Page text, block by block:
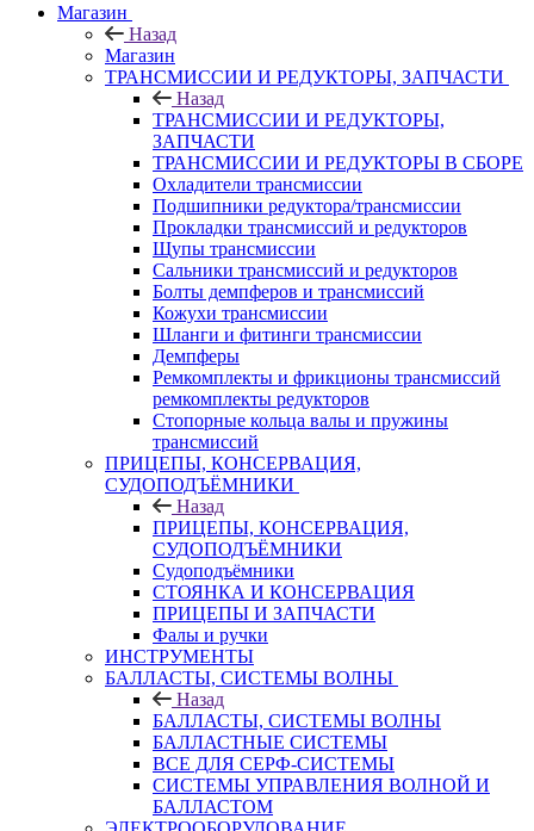
Магазин
Назад
Магазин
ТРАНСМИССИИ И РЕДУКТОРЫ, ЗАПЧАСТИ
Назад
ТРАНСМИССИИ И РЕДУКТОРЫ,
ЗАПЧАСТИ
ТРАНСМИССИИ И РЕДУКТОРЫ В СБОРЕ
Охладители трансмиссии
Подшипники редуктора/трансмиссии
Прокладки трансмиссий и редукторов
Щупы трансмиссии
Сальники трансмиссий и редукторов
Болты демпферов и трансмиссий
Кожухи трансмиссии
Шланги и фитинги трансмиссии
Демпферы
Ремкомплекты и фрикционы трансмиссий
ремкомплекты редукторов
Стопорные кольца валы и пружины
трансмиссий
ПРИЦЕПЫ, КОНСЕРВАЦИЯ,
СУДОПОДЪЁМНИКИ
Назад
ПРИЦЕПЫ, КОНСЕРВАЦИЯ,
СУДОПОДЪЁМНИКИ
Судоподъёмники
СТОЯНКА И КОНСЕРВАЦИЯ
ПРИЦЕПЫ И ЗАПЧАСТИ
Фалы и ручки
ИНСТРУМЕНТЫ
БАЛЛАСТЫ, СИСТЕМЫ ВОЛНЫ
Назад
БАЛЛАСТЫ, СИСТЕМЫ ВОЛНЫ
БАЛЛАСТНЫЕ СИСТЕМЫ
ВСЕ ДЛЯ СЕРФ-СИСТЕМЫ
СИСТЕМЫ УПРАВЛЕНИЯ ВОЛНОЙ И
БАЛЛАСТОМ